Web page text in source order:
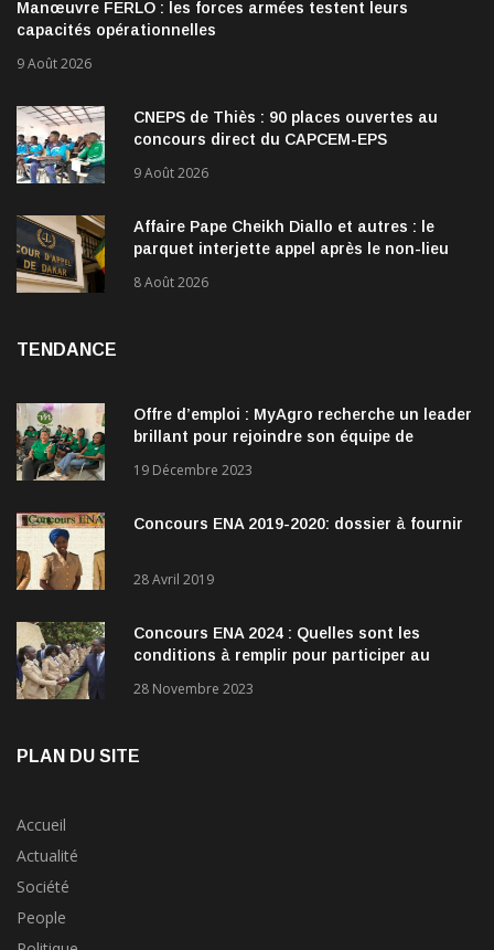
Manœuvre FERLO : les forces armées testent leurs
capacités opérationnelles
9 Août 2026
CNEPS de Thiès : 90 places ouvertes au
concours direct du CAPCEM-EPS
9 Août 2026
Affaire Pape Cheikh Diallo et autres : le
parquet interjette appel après le non-lieu
8 Août 2026
TENDANCE
Offre d’emploi : MyAgro recherche un leader
brillant pour rejoindre son équipe de
19 Décembre 2023
Concours ENA 2019-2020: dossier à fournir
28 Avril 2019
Concours ENA 2024 : Quelles sont les
conditions à remplir pour participer au
28 Novembre 2023
PLAN DU SITE
Accueil
Actualité
Société
People